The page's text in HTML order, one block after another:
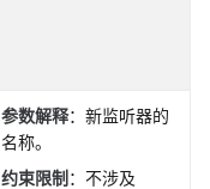
参数解释：新监听器的
名称。
约束限制 ：不涉及